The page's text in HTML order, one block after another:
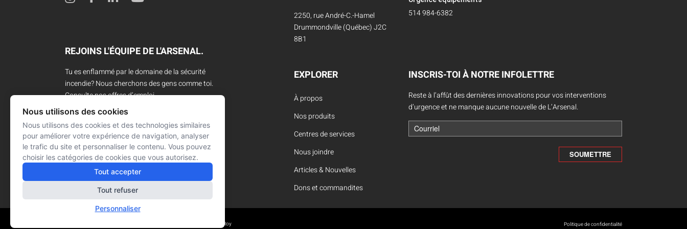
REJOINS L'ÉQUIPE DE L'ARSENAL.
Tu es enflammé par le domaine de la sécurité
incendie? Nous cherchons des gens comme toi.
Consulte nos offres d’emploi.
CARRIÈRES
2250, rue André-C.-Hamel
Drummondville (Québec) J2C
8B1
514 984-6382
EXPLORER
À propos
Nos produits
Centres de services
Nous joindre
Articles & Nouvelles
Dons et commandites
INSCRIS-TOI À NOTRE INFOLETTRE
Reste à l’affût des dernières innovations pour vos interventions
d’urgence et ne manque aucune nouvelle de L’Arsenal.
Réalisation : Signé François Roy Politique de confidentialité
Nous utilisons des cookies
Nous utilisons des cookies et des technologies similaires
pour améliorer votre expérience de navigation, analyser
le trafic du site et personnaliser le contenu. Vous pouvez
choisir les catégories de cookies que vous autorisez.
Tout accepter
Tout refuser
Personnaliser